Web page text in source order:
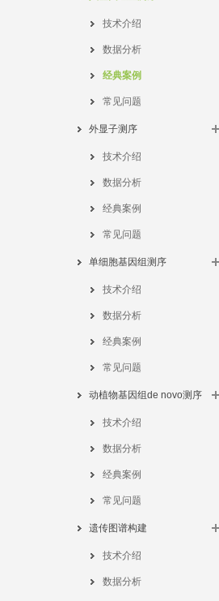
技术介绍
数据分析
经典案例
常见问题
外显子测序
技术介绍
数据分析
经典案例
常见问题
单细胞基因组测序
技术介绍
数据分析
经典案例
常见问题
动植物基因组de novo测序
技术介绍
数据分析
经典案例
常见问题
遗传图谱构建
技术介绍
数据分析